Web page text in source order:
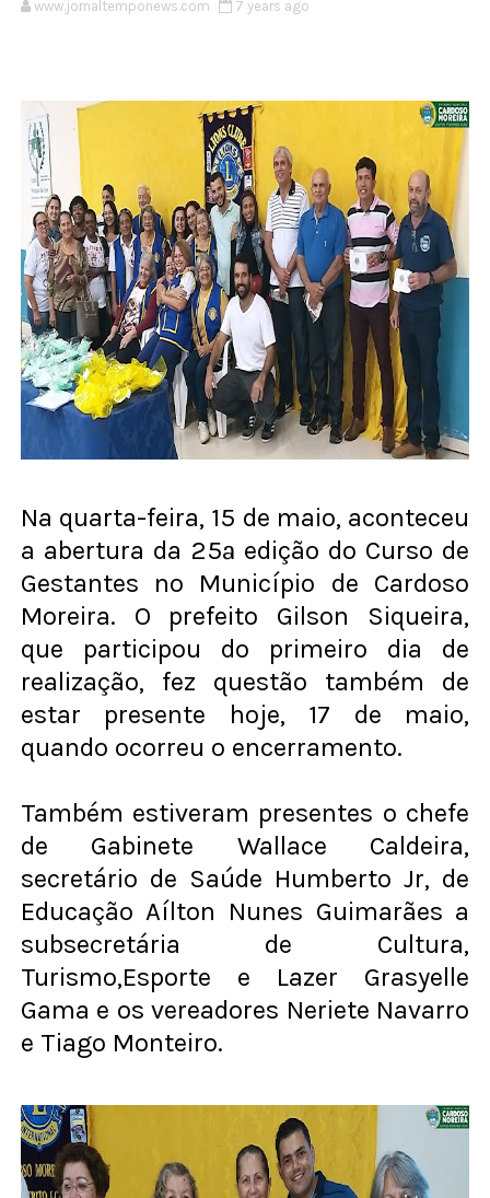
www.jornaltemponews.com 7 years ago
Na quarta-feira, 15 de maio, aconteceu
a abertura da 25ª edição do Curso de
Gestantes no Município de Cardoso
Moreira. O prefeito Gilson Siqueira,
que participou do primeiro dia de
realização, fez questão também de
estar presente hoje, 17 de maio,
quando ocorreu o encerramento.
Também estiveram presentes o chefe
de Gabinete Wallace Caldeira,
secretário de Saúde Humberto Jr, de
Educação Aílton Nunes Guimarães a
subsecretária de Cultura,
Turismo,Esporte e Lazer Grasyelle
Gama e os vereadores Neriete Navarro
e Tiago Monteiro.